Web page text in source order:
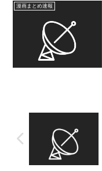
漫画まとめ速報